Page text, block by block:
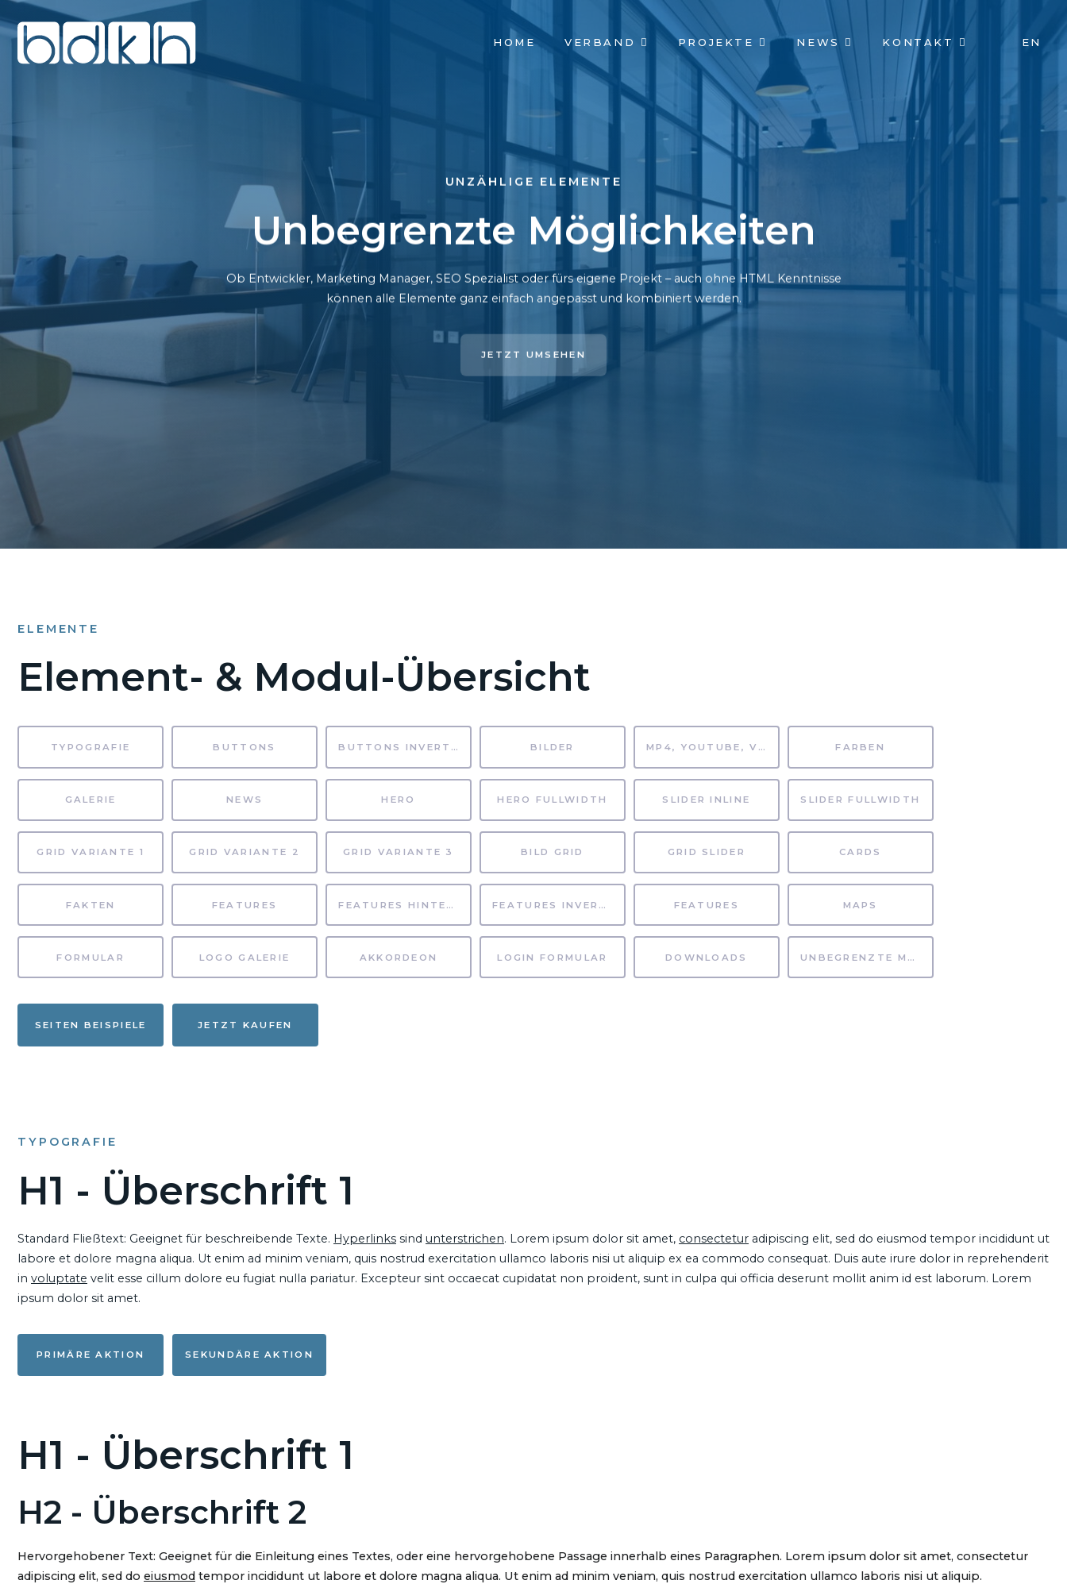
NAVIGATION
ÜBERSPRINGEN
HOME VERBAND PROJEKTE NEWS KONTAKT EN
UNZÄHLIGE ELEMENTE
Unbegrenzte Möglichkeiten
Ob Entwickler, Marketing Manager, SEO Spezialist oder fürs eigene Projekt – auch ohne HTML Kenntnisse
können alle Elemente ganz einfach angepasst und kombiniert werden.
JETZT UMSEHEN
ELEMENTE
Element- & Modul-Übersicht
TYPOGRAFIE BUTTONS BUTTONS INVERTIERT BILDER MP4, YOUTUBE, VIMEO FARBEN
GALERIE NEWS HERO HERO FULLWIDTH SLIDER INLINE SLIDER FULLWIDTH
GRID VARIANTE 1 GRID VARIANTE 2 GRID VARIANTE 3 BILD GRID GRID SLIDER CARDS
FAKTEN FEATURES FEATURES HINTERGRUND FEATURES INVERTIERT FEATURES MAPS
FORMULAR LOGO GALERIE AKKORDEON LOGIN FORMULAR DOWNLOADS UNBEGRENZTE MÖGLICHKEITEN
SEITEN BEISPIELE JETZT KAUFEN
TYPOGRAFIE
H1 - Überschrift 1
Standard Fließtext: Geeignet für beschreibende Texte. Hyperlinks sind unterstrichen. Lorem ipsum dolor sit amet, consectetur adipiscing elit, sed do eiusmod tempor incididunt ut
labore et dolore magna aliqua. Ut enim ad minim veniam, quis nostrud exercitation ullamco laboris nisi ut aliquip ex ea commodo consequat. Duis aute irure dolor in reprehenderit
in voluptate velit esse cillum dolore eu fugiat nulla pariatur. Excepteur sint occaecat cupidatat non proident, sunt in culpa qui officia deserunt mollit anim id est laborum. Lorem
ipsum dolor sit amet.
PRIMÄRE AKTION SEKUNDÄRE AKTION
H1 - Überschrift 1
H2 - Überschrift 2
Hervorgehobener Text: Geeignet für die Einleitung eines Textes, oder eine hervorgehobene Passage innerhalb eines Paragraphen. Lorem ipsum dolor sit amet, consectetur
adipiscing elit, sed do eiusmod tempor incididunt ut labore et dolore magna aliqua. Ut enim ad minim veniam, quis nostrud exercitation ullamco laboris nisi ut aliquip.